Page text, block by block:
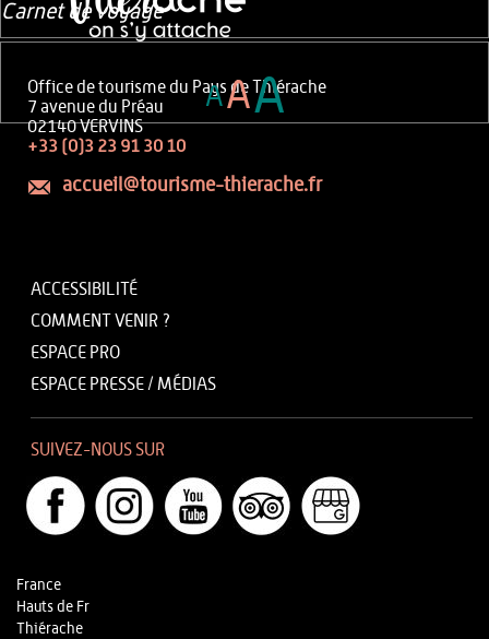
Office de tourisme du Pays de Thiérache
7 avenue du Préau
02140 VERVINS
+33 (0)3 23 91 30 10
accueil@tourisme-thierache.fr
ACCESSIBILITÉ
COMMENT VENIR ?
ESPACE PRO
ESPACE PRESSE / MÉDIAS
SUIVEZ-NOUS SUR
France
Hauts de Fr
Thiérache
Carnet de voyage
AAA